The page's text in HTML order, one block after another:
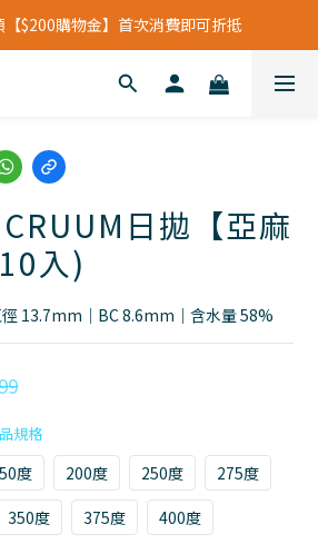
【$200購物金】首次消費即可折抵
【$200購物金】首次消費即可折抵
⁺紅利點數【1點折抵現金$1元】
日拋【亞麻
入)
13.7mm｜BC 8.6mm｜含水量 58%
度 200度 250度
275度
350度 375度
400度